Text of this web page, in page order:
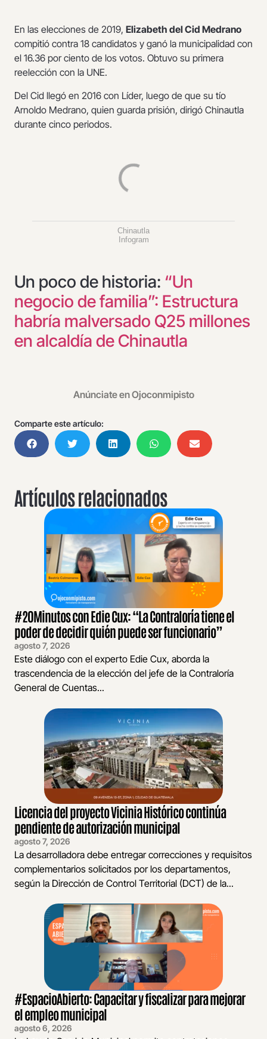
En las elecciones de 2019, Elizabeth del Cid Medrano
compitió contra 18 candidatos y ganó la municipalidad con
el 16.36 por ciento de los votos. Obtuvo su primera
reelección con la UNE.
Del Cid llegó en 2016 con Líder, luego de que su tío
Arnoldo Medrano, quien guarda prisión, dirigó Chinautla
durante cinco periodos.
Chinautla
Infogram
Un poco de historia: “Un
negocio de familia”: Estructura
habría malversado Q25 millones
en alcaldía de Chinautla
Anúnciate en Ojoconmipisto
Comparte este artículo:
Artículos relacionados
#20Minutos con Edie Cux: “La Contraloría tiene el
poder de decidir quién puede ser funcionario”
agosto 7, 2026
Este diálogo con el experto Edie Cux, aborda la
trascendencia de la elección del jefe de la Contraloría
General de Cuentas...
Licencia del proyecto Vicinia Histórico continúa
pendiente de autorización municipal
agosto 7, 2026
La desarrolladora debe entregar correcciones y requisitos
complementarios solicitados por los departamentos,
según la Dirección de Control Territorial (DCT) de la...
#EspacioAbierto: Capacitar y fiscalizar para mejorar
el empleo municipal
agosto 6, 2026